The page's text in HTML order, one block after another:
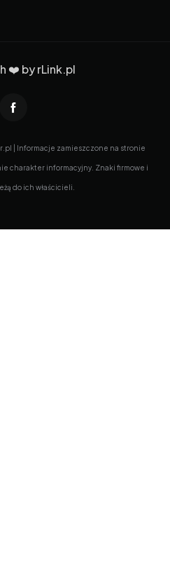
❤️ byrLink.pl
| Informacje zamieszczone na stronie
charakter informacyjny. Znaki firmowe i
do ich właścicieli.